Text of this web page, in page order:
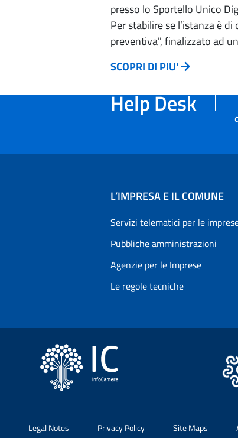
presso lo Sportello Unico
Per stabilire se l’istanza è
preventiva", finalizzato ad
SCOPRI DI PIU'
Help Desk
L’IMPRESA E IL COMUNE
Servizi telematici per le
Pubbliche amministrazioni
Agenzie per le Imprese
Le regole tecniche
Legal Notes Privacy Policy Site Maps